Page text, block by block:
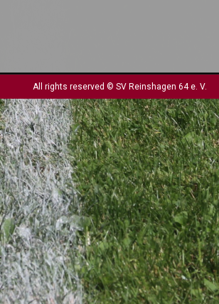
All rights reserved © SV Reinshagen 64 e. V.